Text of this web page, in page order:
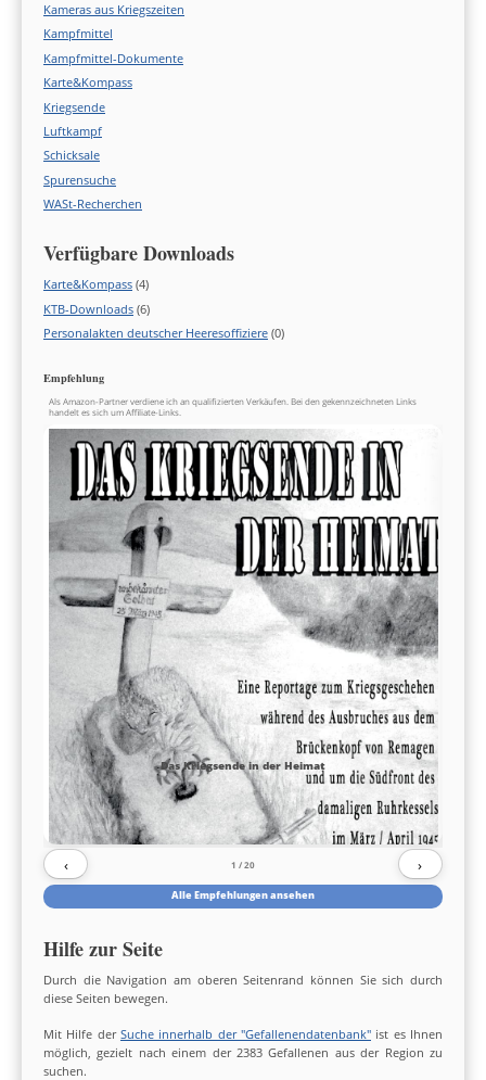
Kameras aus Kriegszeiten
Kampfmittel
Kampfmittel-Dokumente
Karte&Kompass
Kriegsende
Luftkampf
Schicksale
Spurensuche
WASt-Recherchen
Verfügbare Downloads
Karte&Kompass (4)
KTB-Downloads (6)
Personalakten deutscher Heeresoffiziere (0)
Empfehlung
Als Amazon-Partner verdiene ich an qualifizierten Verkäufen. Bei den gekennzeichneten Links
handelt es sich um Affiliate-Links.
Das Kriegsende in der Heimat
‹ 1 / 20 ›
Alle Empfehlungen ansehen
Hilfe zur Seite
Durch die Navigation am oberen Seitenrand können Sie sich durch
diese Seiten bewegen.
Mit Hilfe der Suche innerhalb der "Gefallenendatenbank" ist es Ihnen
möglich, gezielt nach einem der 2383 Gefallenen aus der Region zu
suchen.